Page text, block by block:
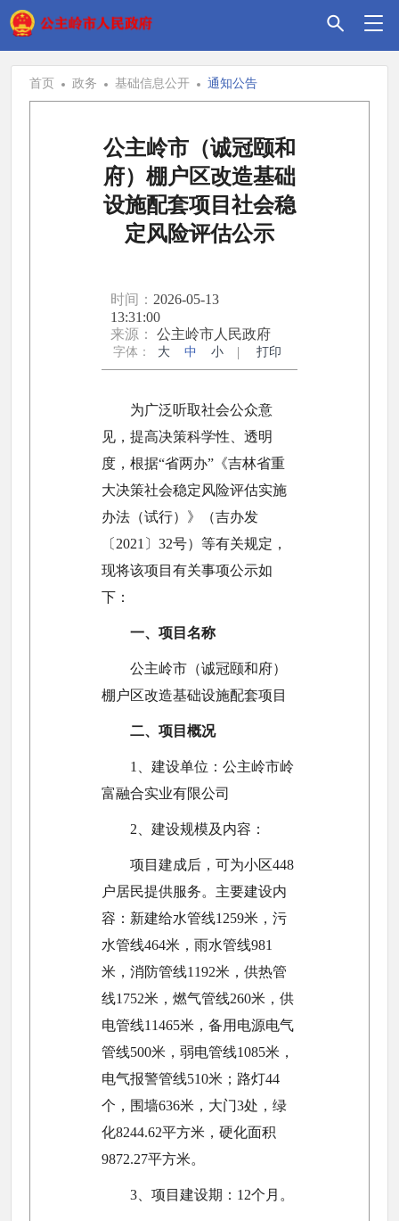
首页 政务 基础信息公开 通知公告
公主岭市（诚冠颐和
府）棚户区改造基础
设施配套项目社会稳
定风险评估公示
时间： 2026-05-13
13:31:00
来源：
公主岭市人民政府
字体： 大 中 小 打印
为广泛听取社会公众意
见，提高决策科学性、透明
度，根据“省两办”《吉林省重
大决策社会稳定风险评估实施
办法（试行）》（吉办发
〔2021〕32号）等有关规定，
现将该项目有关事项公示如
下：
一、项目名称
公主岭市（诚冠颐和府）
棚户区改造基础设施配套项目
二、项目概况
1、建设单位：公主岭市岭
富融合实业有限公司
2、建设规模及内容：
项目建成后，可为小区448
户居民提供服务。主要建设内
容：新建给水管线1259米，污
水管线464米，雨水管线981
米，消防管线1192米，供热管
线1752米，燃气管线260米，供
电管线11465米，备用电源电气
管线500米，弱电管线1085米，
电气报警管线510米；路灯44
个，围墙636米，大门3处，绿
化8244.62平方米，硬化面积
9872.27平方米。
3、项目建设期：12个月。